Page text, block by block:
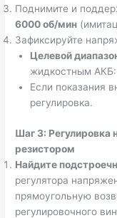
Поднимите и
6000 об/мин
Зафиксируйте
Целевой
жидкостным АКБ:
Если показания
регулировка.
Шаг 3:
резистором
Найдите
регулятора
прямоугольную
регулировочного